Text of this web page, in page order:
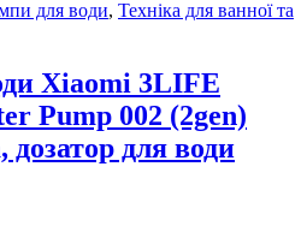
для води, Техніка для ванної та
Xiaomi 3LIFE
Pump 002 (2gen)
для води